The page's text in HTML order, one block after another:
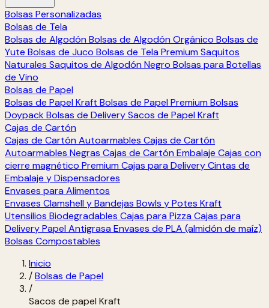
Bolsas Personalizadas
Bolsas de Tela
Bolsas de Algodón Bolsas de Algodón Orgánico Bolsas de
Yute Bolsas de Juco Bolsas de Tela Premium Saquitos
Naturales Saquitos de Algodón Negro Bolsas para Botellas
de Vino
Bolsas de Papel
Bolsas de Papel Kraft Bolsas de Papel Premium Bolsas
DoypackBolsas de DeliverySacos de Papel Kraft
Cajas de Cartón
Cajas de Cartón Autoarmables Cajas de Cartón
Autoarmables Negras Cajas de Cartón Embalaje Cajas con
cierre magnético Premium Cajas para DeliveryCintas de
Embalaje y Dispensadores
Envases para Alimentos
Envases Clamshell y Bandejas Bowls y Potes Kraft
Utensilios Biodegradables Cajas para Pizza Cajas para
DeliveryPapel Antigrasa Envases de PLA (almidón de maíz)
Bolsas Compostables
Inicio
/Bolsas de Papel
/
Sacos de papel Kraft